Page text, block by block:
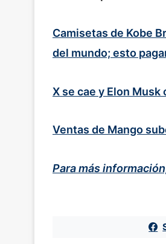
Camisetas de Kobe
del mundo; esto
X se cae y Elon
Ventas de Mango
Para más